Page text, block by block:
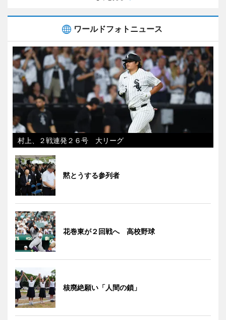
ワールドフォトニュース
村上、２戦連発２６号 大リーグ
黙とうする参列者
花巻東が２回戦へ 高校野球
核廃絶願い「人間の鎖」